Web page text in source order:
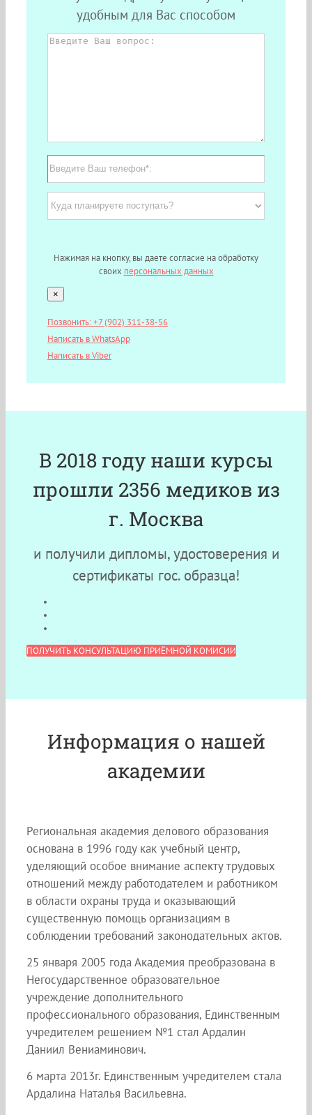
удобным для Вас способом
Нажимая на кнопку, вы даете согласие на обработку
своих персональных данных
×
Позвонить: +7 (902) 311-38-56
Написать в WhatsApp
Написать в Viber
В 2018 году наши курсы
прошли 2356 медиков из
г. Москва
и получили дипломы, удостоверения и
сертификаты гос. образца!
ПОЛУЧИТЬ КОНСУЛЬТАЦИЮ ПРИЁМНОЙ КОМИСИИ
Информация о нашей
академии
Региональная академия делового образования
основана в 1996 году как учебный центр,
уделяющий особое внимание аспекту трудовых
отношений между работодателем и работником
в области охраны труда и оказывающий
существенную помощь организациям в
соблюдении требований законодательных актов.
25 января 2005 года Академия преобразована в
Негосударственное образовательное
учреждение дополнительного
профессионального образования, Единственным
учредителем решением №1 стал Ардалин
Даниил Вениаминович.
6 марта 2013г. Единственным учредителем стала
Ардалина Наталья Васильевна.